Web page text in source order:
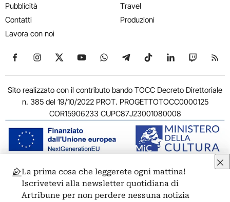
Pubblicità
Contatti
Lavora con noi
Travel
Produzioni
Seguici su Facebook
Seguici su Instagram
Seguici su X
Seguici su YouTube
Seguici su WhatsApp
Seguici su Telegram
Seguici su TikTok
Seguici su
Seguici
Sito realizzato con il contributo bando TOCC Decreto Direttoriale
n. 385 del 19/10/2022 PROT. PROGETTOTOCC0000125
COR15906233 CUPC87J23001080008
© 2011-2026 ARTRIBUNE srl – Corso Vittorio Emanuele II, 287 –
00186 Roma - P.I. 11381581005
Privacy: Responsabile della protezione dei dati personali
La prima cosa che leggerete ogni mattina!
Iscrivetevi alla newsletter quotidiana di
Artribune per non perdere nessuna notizia